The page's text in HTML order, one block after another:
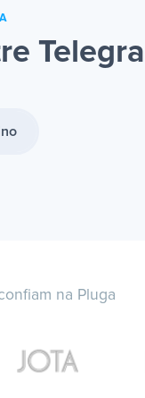
na Pluga